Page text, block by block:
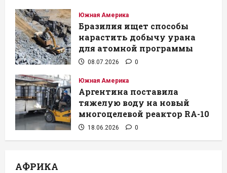
Южная Америка
Бразилия ищет способы
нарастить добычу урана
для атомной программы
08.07.2026 0
Южная Америка
Аргентина поставила
тяжелую воду на новый
многоцелевой реактор RA-10
18.06.2026 0
АФРИКА